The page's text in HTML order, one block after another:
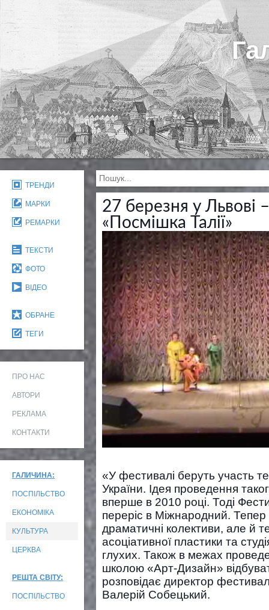
ТРЕНДИ
МАРКИ
РЕМАРКИ
ТЕКСТИ
ФОТО
ВІДЕО
ОБРАНЕ
ТЕГИ
ПРО НАС
АВТОРИ
РЕКЛАМА
КОНТАКТИ
ГАЛИЧИНА:
ПОСПІЛЬСТВО
ЕКОНОМІКА
КУЛЬТУРА
ЦЕРКВА
РЕШТА СВІТУ:
ПОСПІЛЬСТВО
27 березня у Львові
«Посмішка Талії»
«У фестивалі беруть участь
України. Ідея проведення
вперше в 2010 році. Тоді
переріс в Міжнародний.
драматичні колективи, але й
асоціативної пластики та
глухих. Також в межах
школою «Арт-Дизайн»
розповідає директор
Валерій Собецький.